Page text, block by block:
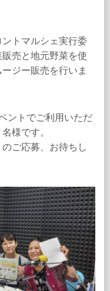
トマルシェ実行委
売と地元野菜を使
ジー販売を行いま
ントでご利用いただ
様です。
ご応募、お待ちし